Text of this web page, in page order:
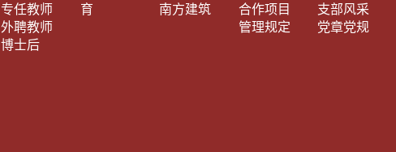
专任教师
外聘教师
博士后
育
南方建筑
合作项目
管理规定
支部风采
党章党规